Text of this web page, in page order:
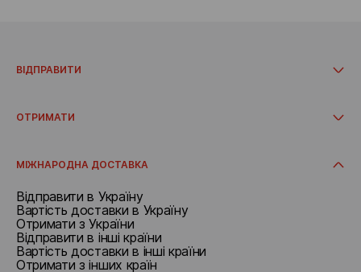
ВІДПРАВИТИ
Вантажі понад 30 кг
ОТРИМАТИ
МІЖНАРОДНА ДОСТАВКА
Відправити в Україну
Вартість доставки в Україну
Отримати з України
Відправити в інші країни
Вартість доставки в інші країни
Отримати з інших країн